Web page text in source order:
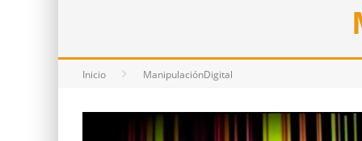
Inicio ManipulaciónDigital